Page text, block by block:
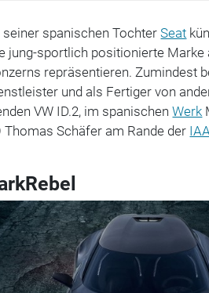
seiner spanischen TochterSeat
jung-sportlich positionierte
repräsentieren. Zumindest
und als Fertiger von
VW ID.2, im spanischenWerk
Thomas Schäfer am Rande der IAA